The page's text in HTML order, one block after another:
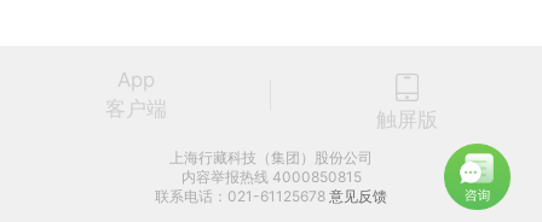
App
客户端
触屏版
上海行藏科技（集团）股份公司
内容举报热线 4000850815
联系电话：021-61125678 意见反馈